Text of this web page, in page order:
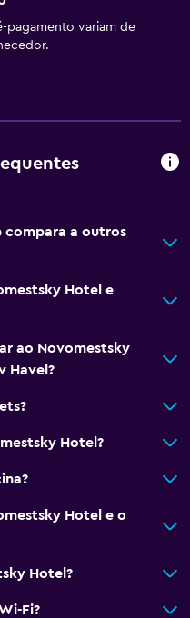
pagamento variam de
compara a outros
Hotel e
ao Novomestsky
Havel?
Hotel?
Hotel e o
Hotel?
Fi?